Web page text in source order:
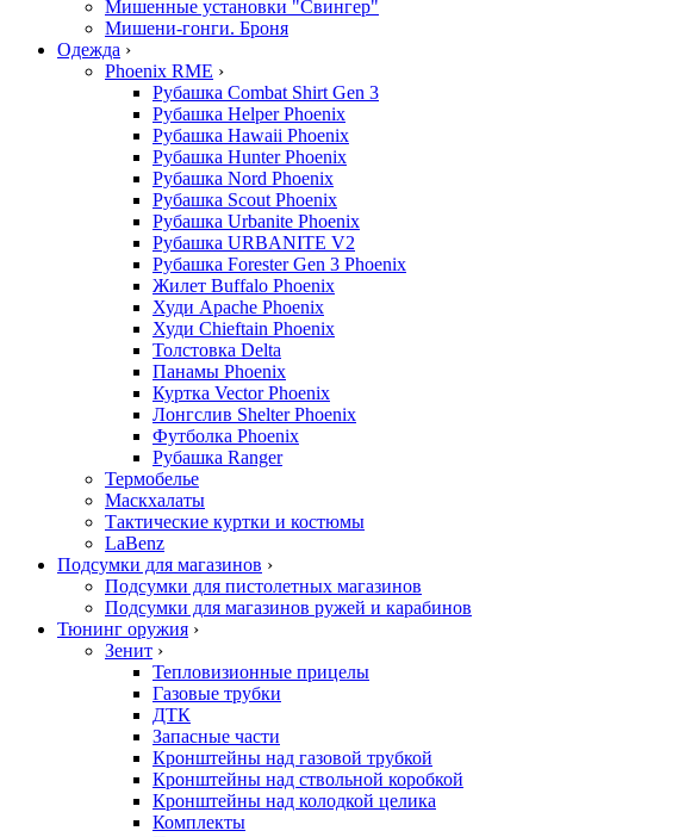
Мишенные установки "Свингер"
Мишени-гонги. Броня
Одежда ›
Phoenix RME ›
Рубашка Combat Shirt Gen 3
Рубашка Helper Phoenix
Рубашка Hawaii Phoenix
Рубашка Hunter Phoenix
Рубашка Nord Phoenix
Рубашка Scout Phoenix
Рубашка Urbanite Phoenix
Рубашка URBANITE V2
Рубашка Forester Gen 3 Phoenix
Жилет Buffalo Phoenix
Худи Apache Phoenix
Худи Chieftain Phoenix
Толстовка Delta
Панамы Phoenix
Куртка Vector Phoenix
Лонгслив Shelter Phoenix
Футболка Phoenix
Рубашка Ranger
Термобелье
Маскхалаты
Тактические куртки и костюмы
LaBenz
Подсумки для магазинов ›
Подсумки для пистолетных магазинов
Подсумки для магазинов ружей и карабинов
Тюнинг оружия ›
Зенит ›
Тепловизионные прицелы
Газовые трубки
ДТК
Запасные части
Кронштейны над газовой трубкой
Кронштейны над ствольной коробкой
Кронштейны над колодкой целика
Комплекты